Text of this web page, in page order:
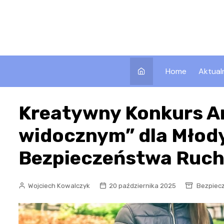
Home
Kreatywny Konkurs
widocznym” dla
Bezpieczeństwa
Wojciech Kowalczyk 20 października 2025